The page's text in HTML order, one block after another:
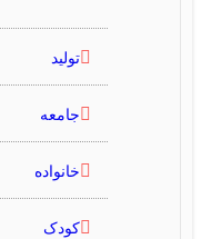
تولید
جامعه
خانواده
کودک